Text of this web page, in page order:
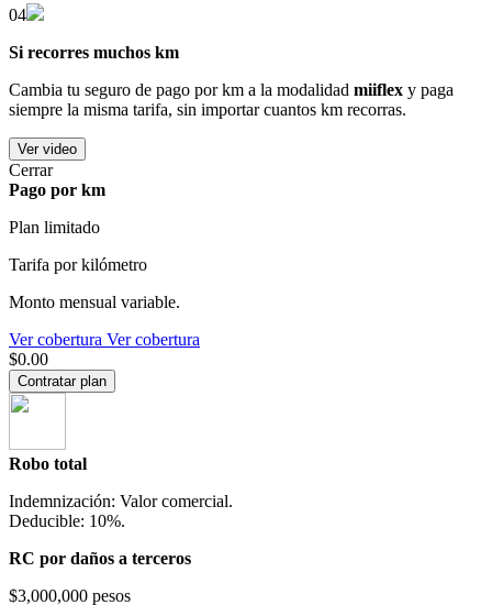
04
Si recorres muchos km
Cambia tu seguro de pago por km a la modalidad miiflex y paga
siempre la misma tarifa, sin importar cuantos km recorras.
Ver video
Cerrar
Pago por km
Plan limitado
Tarifa por kilómetro
Monto mensual variable.
Ver cobertura Ver cobertura
$0.00
Contratar plan
Robo total
Indemnización: Valor comercial.
Deducible: 10%.
RC por daños a terceros
$3,000,000 pesos